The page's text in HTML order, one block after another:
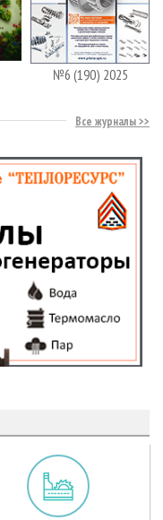
№6 (190) 2025
Все журналы